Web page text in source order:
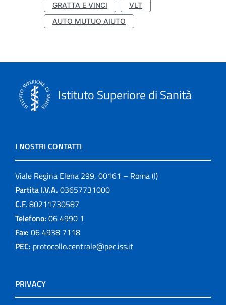
GRATTA E VINCI
VLT
AUTO MUTUO AIUTO
Istituto Superiore di Sanità
I NOSTRI CONTATTI
Viale Regina Elena 299, 00161 – Roma (I)
Partita I.V.A. 03657731000
C.F. 80211730587
Telefono: 06 4990 1
Fax: 06 4938 7118
PEC: protocollo.centrale@pec.iss.it
PRIVACY